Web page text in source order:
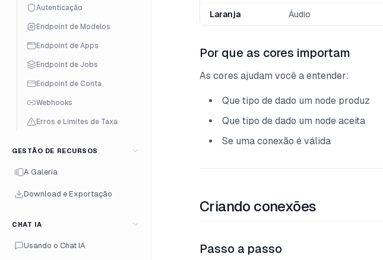
Autenticação
Endpoint de Modelos
Endpoint de Apps
Endpoint de Jobs
Endpoint de Conta
Webhooks
Erros e Limites de Taxa
GESTÃO DE RECURSOS
A Galeria
Download e Exportação
CHAT IA
Usando o Chat IA
Laranja Áudio
Por que as cores importam
As cores ajudam você a entender:
Que tipo de dado um node produz
Que tipo de dado um node aceita
Se uma conexão é válida
Criando conexões
Passo a passo